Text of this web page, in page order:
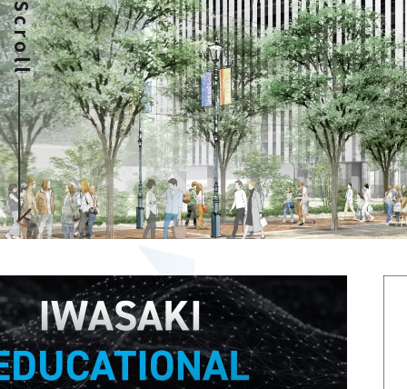
Scroll